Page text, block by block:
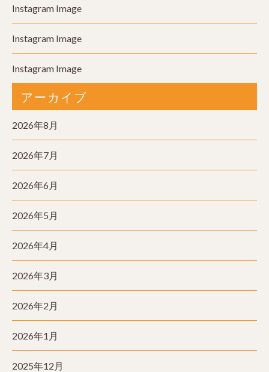
Instagram Image
Instagram Image
Instagram Image
アーカイブ
2026年8月
2026年7月
2026年6月
2026年5月
2026年4月
2026年3月
2026年2月
2026年1月
2025年12月